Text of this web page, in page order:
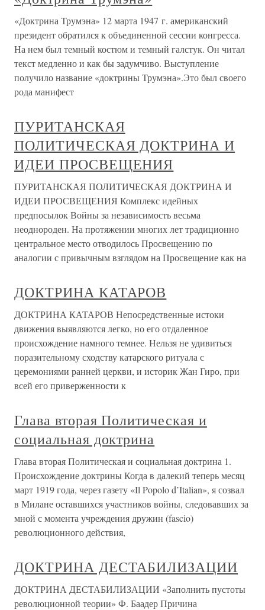
«Доктрина Трумэна» 12 марта 1947 г. американский
президент обратился к объединенной сессии конгресса.
На нем был темный костюм и темный галстук. Он читал
текст медленно и как бы задумчиво. Выступление
получило название «доктрины Трумэна».Это был своего
рода манифест
ПУРИТАНСКАЯ
ПОЛИТИЧЕСКАЯ ДОКТРИНА И
ИДЕИ ПРОСВЕЩЕНИЯ
ПУРИТАНСКАЯ ПОЛИТИЧЕСКАЯ ДОКТРИНА И
ИДЕИ ПРОСВЕЩЕНИЯ Комплекс идейных
предпосылок Войны за независимость весьма
неоднороден. На протяжении многих лет традиционно
центральное место отводилось Просвещению по
аналогии с привычным взглядом на Просвещение как на
ДОКТРИНА КАТАРОВ
ДОКТРИНА КАТАРОВ Непосредственные истоки
движения выявляются легко, но его отдаленное
происхождение намного темнее. Нельзя не удивиться
поразительному сходству катарского ритуала с
церемониями ранней церкви, и историк Жан Гиро, при
всей его приверженности к
Глава вторая Политическая и
социальная доктрина
Глава вторая Политическая и социальная доктрина 1.
Происхождение доктрины Когда в далекий теперь месяц
март 1919 года, через газету «Il Popolo d’Italian», я созвал
в Милане оставшихся участников войны, следовавших за
мной с момента учреждения дружин (fascio)
революционного действия,
ДОКТРИНА ДЕСТАБИЛИЗАЦИИ
ДОКТРИНА ДЕСТАБИЛИЗАЦИИ «Заполнить пустоты
революционной теории» Ф. Баадер Причина